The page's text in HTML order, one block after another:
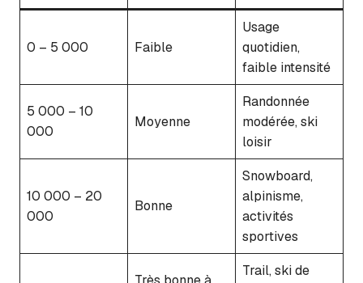
0 – 5 000 Faible
Usage
quotidien,
faible intensité
5 000 – 10
000
Moyenne
Randonnée
modérée, ski
loisir
10 000 – 20
000
Bonne
Snowboard,
alpinisme,
activités
sportives
Trail, ski de